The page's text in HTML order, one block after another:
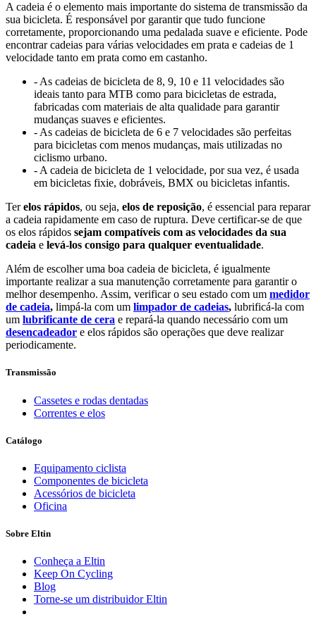
A cadeia é o elemento mais importante do sistema de transmissão da
sua bicicleta. É responsável por garantir que tudo funcione
corretamente, proporcionando uma pedalada suave e eficiente. Pode
encontrar cadeias para várias velocidades em prata e cadeias de 1
velocidade tanto em prata como em castanho.
- As cadeias de bicicleta de 8, 9, 10 e 11 velocidades são
ideais tanto para MTB como para bicicletas de estrada,
fabricadas com materiais de alta qualidade para garantir
mudanças suaves e eficientes.
- As cadeias de bicicleta de 6 e 7 velocidades são perfeitas
para bicicletas com menos mudanças, mais utilizadas no
ciclismo urbano.
- A cadeia de bicicleta de 1 velocidade, por sua vez, é usada
em bicicletas fixie, dobráveis, BMX ou bicicletas infantis.
Terelos rápidos, ou seja, elos de reposição, é essencial para reparar
a cadeia rapidamente em caso de ruptura. Deve certificar-se de que
os elos rápidos sejam compatíveis com as velocidades da sua
cadeia e levá-los consigo para qualquer eventualidade.
Além de escolher uma boa cadeia de bicicleta, é igualmente
importante realizar a sua manutenção corretamente para garantir o
melhor desempenho. Assim, verificar o seu estado com um medidor
de cadeia, limpá-la com um limpador de cadeias, lubrificá-la com
um lubrificante de cera e repará-la quando necessário com um
desencadeador e elos rápidos são operações que deve realizar
periodicamente.
Transmissão
Cassetes e rodas dentadas
Correntes e elos
Catálogo
Equipamento ciclista
Componentes de bicicleta
Acessórios de bicicleta
Oficina
Sobre Eltin
Conheça a Eltin
Keep On Cycling
Blog
Torne-se um distribuidor Eltin